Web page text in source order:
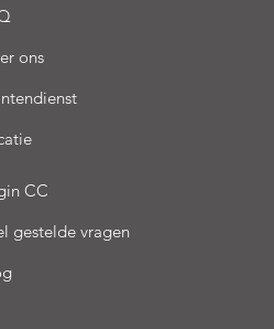
ons
CC
gestelde vragen